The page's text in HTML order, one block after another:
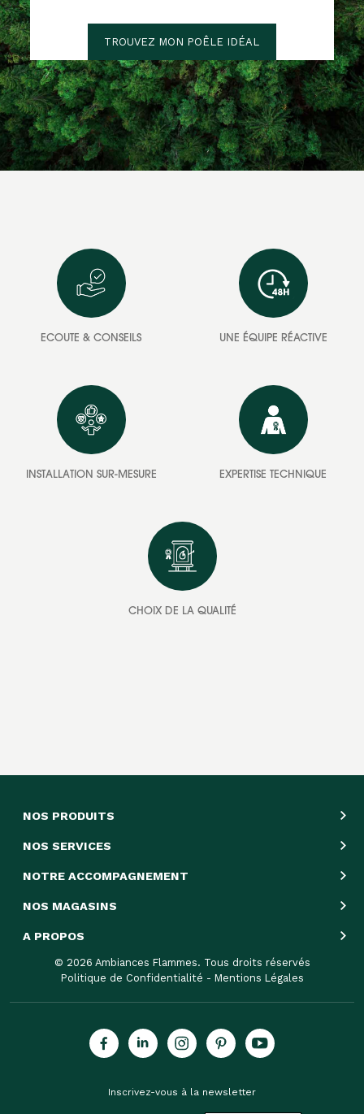
TROUVEZ MON POÊLE IDÉAL
ECOUTE & CONSEILS UNE ÉQUIPE RÉACTIVE
INSTALLATION SUR-MESURE EXPERTISE TECHNIQUE
CHOIX DE LA QUALITÉ
NOS PRODUITS
NOS SERVICES
NOTRE ACCOMPAGNEMENT
NOS MAGASINS
A PROPOS
© 2026 Ambiances Flammes. Tous droits réservés
Politique de Confidentialité - Mentions Légales
Inscrivez-vous à la newsletter